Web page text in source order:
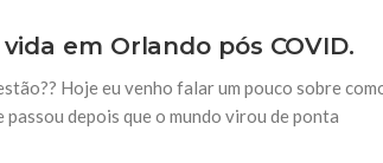
em Orlando pós COVID.
Hoje eu venho falar um pouco sobre
passou depois que o mundo virou de ponta